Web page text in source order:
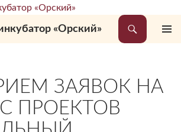
«Орский»
ЗАЯВОК НА
ПРОЕКТОВ